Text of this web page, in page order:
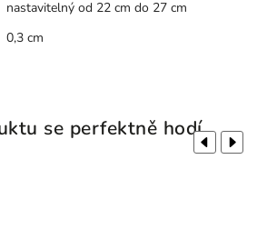
nastavitelný od 22 cm do 27 cm
0,3 cm
se perfektně hodí
Previous Next